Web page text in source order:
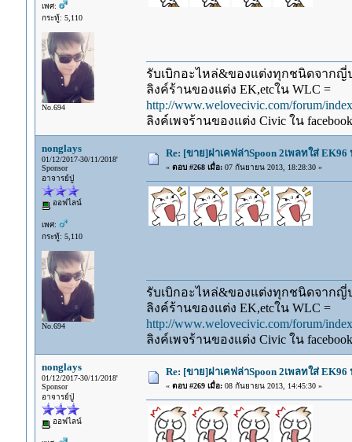
เพศ:
กระทู้: 5,110
No.694
รับเบิกอะไหล่&ของแต่งทุกชนิดจากญี่
ลิงค์ร้านของแต่ง EK,etcใน WLC =
http://www.welovecivic.com/forum/
ลิงค์เพจร้านของแต่ง Civic ใน
nonglays
01/12/2017-30/11/2018'
Sponsor
อาจารย์ปู่
ออฟไลน์
เพศ:
กระทู้: 5,110
No.694
Re: [ขาย]ฝาเคฟล่าSpoon 2เพลทใส่
« ตอบ #268 เมื่อ:07 กันยายน 2013, 18:28:30 »
รับเบิกอะไหล่&ของแต่งทุกชนิดจากญี่
ลิงค์ร้านของแต่ง EK,etcใน WLC =
http://www.welovecivic.com/forum/
ลิงค์เพจร้านของแต่ง Civic ใน
nonglays
01/12/2017-30/11/2018'
Sponsor
อาจารย์ปู่
ออฟไลน์
Re: [ขาย]ฝาเคฟล่าSpoon 2เพลทใส่
« ตอบ #269 เมื่อ:08 กันยายน 2013, 14:45:30 »